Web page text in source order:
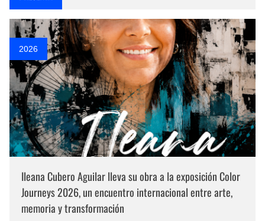
2026
Ileana Cubero Aguilar lleva su obra a la exposición Color
Journeys 2026, un encuentro internacional entre arte,
memoria y transformación